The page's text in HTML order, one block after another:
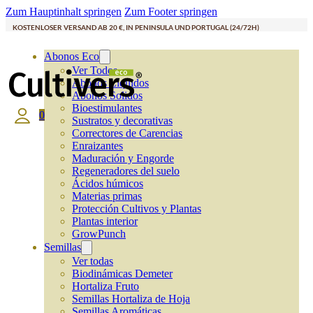
Zum Hauptinhalt springen Zum Footer springen
KOSTENLOSER VERSAND AB 20 €, IN PENINSULA UND PORTUGAL (24/72H)
Abonos Eco
Ver Todos
Abonos Líquidos
Abonos Solidos
Bioestimulantes
Sustratos y decorativas
Correctores de Carencias
Enraizantes
Maduración y Engorde
Regeneradores del suelo
Ácidos húmicos
Materias primas
Protección Cultivos y Plantas
Plantas interior
GrowPunch
Semillas
Ver todas
Biodinámicas Demeter
Hortaliza Fruto
Semillas Hortaliza de Hoja
0